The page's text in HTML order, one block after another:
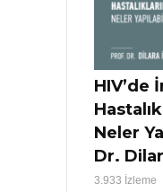
HIV’de
Neler
Dr.
3.933 İzleme